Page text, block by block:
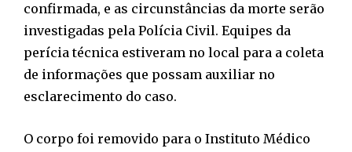
confirmada, e as circunstâncias da morte serão
investigadas pela Polícia Civil. Equipes da
perícia técnica estiveram no local para a coleta
de informações que possam auxiliar no
esclarecimento do caso.
O corpo foi removido para o Instituto Médico